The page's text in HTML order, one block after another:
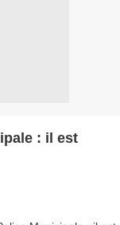
: il est